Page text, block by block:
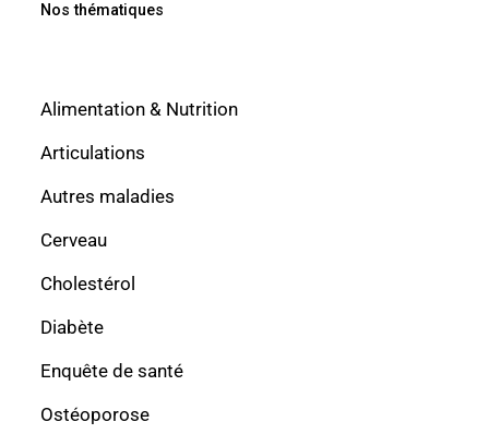
Nos thématiques
Alimentation & Nutrition
Articulations
Autres maladies
Cerveau
Cholestérol
Diabète
Enquête de santé
Ostéoporose